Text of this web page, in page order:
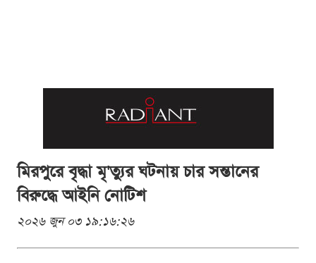
মিরপুরে বৃদ্ধা মৃ'ত্যুর ঘটনায় চার সন্তানের
বিরুদ্ধে আইনি নোটিশ
২০২৬ জুন ০৩ ১৯:১৬:২৬